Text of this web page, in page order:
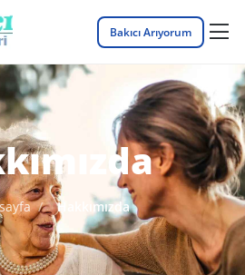
Bakıcı Arıyorum
Hakkımızda